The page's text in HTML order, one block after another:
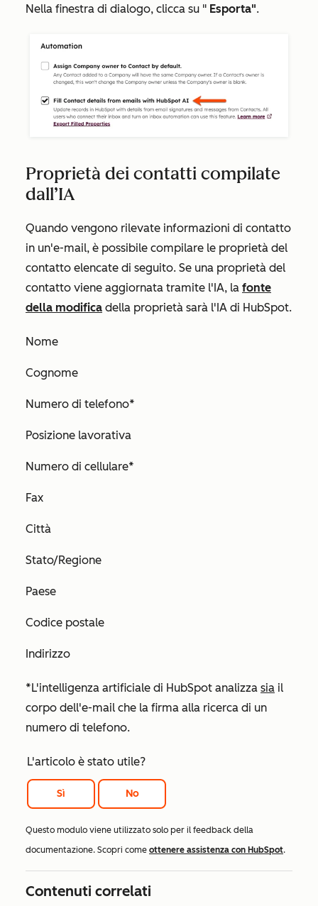
Nella finestra di dialogo, clicca su " Esporta".
Proprietà dei contatti compilate
dall’IA
Quando vengono rilevate informazioni di contatto
in un'e-mail, è possibile compilare le proprietà del
contatto elencate di seguito. Se una proprietà del
contatto viene aggiornata tramite l'IA, la fonte
della modifica della proprietà sarà l'IA di HubSpot.
Nome
Cognome
Numero di telefono*
Posizione lavorativa
Numero di cellulare*
Fax
Città
Stato/Regione
Paese
Codice postale
Indirizzo
*L'intelligenza artificiale di HubSpot analizza sia il
corpo dell'e-mail che la firma alla ricerca di un
numero di telefono.
L'articolo è stato utile?
Sì No
Questo modulo viene utilizzato solo per il feedback della
documentazione. Scopri come ottenere assistenza con HubSpot.
Contenuti correlati